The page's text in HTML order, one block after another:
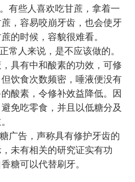
有些人喜欢吃甘蔗，拿着一
，容易咬崩牙齿，也会使牙
的时候，容貌很难看。
常人来说，是不应该做的。
具有中和酸素的功效，可修
饮食次数频密，唾液便没有
酸素，令修补效益降低。因
免吃零食，并且以低糖分及
广告，声称具有修护牙齿的
未有相关的研究证实有功
糖可以代替刷牙。